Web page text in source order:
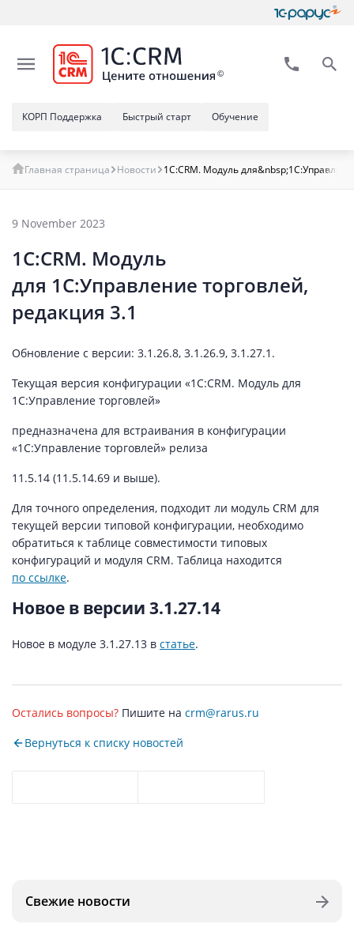
Обучение
Быстрый старт
КОРП Поддержка
Главная страница Новости 1С:CRM. Модуль
9 November 2023
1С:CRM. Модуль
для 1С:Управление торговлей,
редакция 3.1
Обновление с версии: 3.1.26.8, 3.1.26.9, 3.1.27.1.
Текущая версия конфигурации «1С:CRM. Модуль для
1С:Управление торговлей»
предназначена для встраивания в конфигурации
«1С:Управление торговлей» релиза
11.5.14 (11.5.14.69 и выше).
Для точного определения, подходит ли модуль CRM для
текущей версии типовой конфигурации, необходимо
обратиться к таблице совместимости типовых
конфигураций и модуля CRM. Таблица находится
по ссылке.
Новое в версии 3.1.27.14
Новое в модуле 3.1.27.13 в статье.
Остались вопросы? Пишите на crm@rarus.ru
Вернуться к списку новостей
Свежие новости